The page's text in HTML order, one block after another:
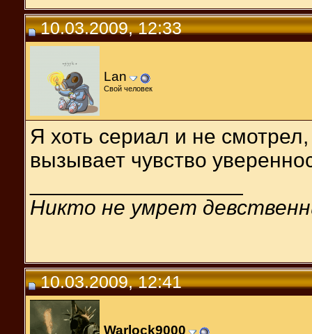
10.03.2009, 12:33
Lan
Свой человек
Я хоть сериал и не
вызывает чувство
Никто не умрет
10.03.2009, 12:41
Warlock9000